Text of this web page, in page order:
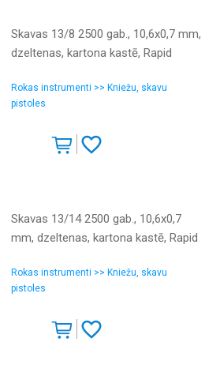
Skavas 13/8 2500 gab., 10,6x0,7 mm,
dzeltenas, kartona kastē, Rapid
Rokas instrumenti >> Kniežu, skavu
pistoles
Skavas 13/14 2500 gab., 10,6x0,7
mm, dzeltenas, kartona kastē, Rapid
Rokas instrumenti >> Kniežu, skavu
pistoles